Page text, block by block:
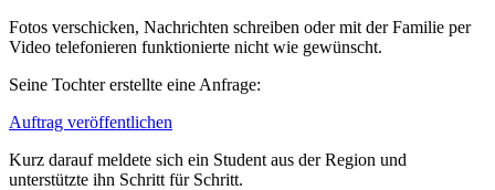
Fotos verschicken, Nachrichten schreiben oder mit der Familie per
Video telefonieren funktionierte nicht wie gewünscht.
Seine Tochter erstellte eine Anfrage:
Auftrag veröffentlichen
Kurz darauf meldete sich ein Student aus der Region und
unterstützte ihn Schritt für Schritt.